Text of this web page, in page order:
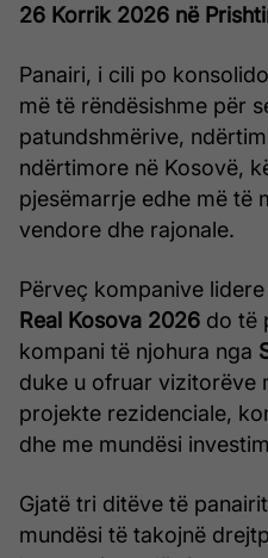
26 Korrik 2026 në
Panairi, i cili po
më të rëndësishme për
patundshmërive,
ndërtimore në Kosovë,
pjesëmarrje edhe më të
vendore dhe rajonale.
Përveç kompanive
Real Kosova 2026 do të
kompani të njohura nga
duke u ofruar vizitorëve
projekte rezidenciale,
dhe me mundësi
Gjatë tri ditëve të
mundësi të takojnë